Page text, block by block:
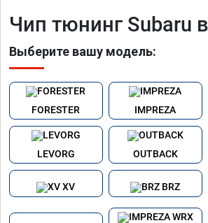
Чип тюнинг Subaru
Выберите вашу модель:
FORESTER IMPREZA
LEVORG OUTBACK
XV BRZ